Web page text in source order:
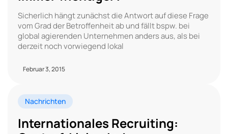
Sicherlich hängt zunächst die Antwort auf diese Frage
vom Grad der Betroffenheit ab und fällt bspw. bei
global agierenden Unternehmen anders aus, als bei
derzeit noch vorwiegend lokal
Februar 3, 2015
Nachrichten
Internationales Recruiting: